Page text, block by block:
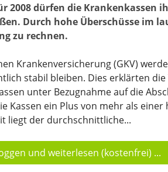
2008 dürfen die Krankenkassen
Durch hohe Überschüsse im
zu rechnen.
Krankenversicherung (GKV)
stabil bleiben. Dies erklärten
unter Bezugnahme auf die
Kassen ein Plus von mehr als
liegt der durchschnittliche...
und weiterlesen (kostenfrei) ...